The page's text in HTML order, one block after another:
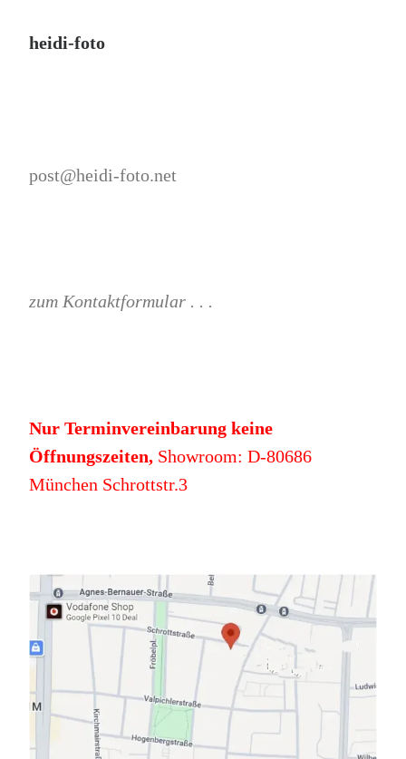
heidi-foto
post@heidi-foto.net
zum Kontaktformular . . .
Nur Terminvereinbarung keine
Öffnungszeiten,Showroom: D-80686
München Schrottstr.3